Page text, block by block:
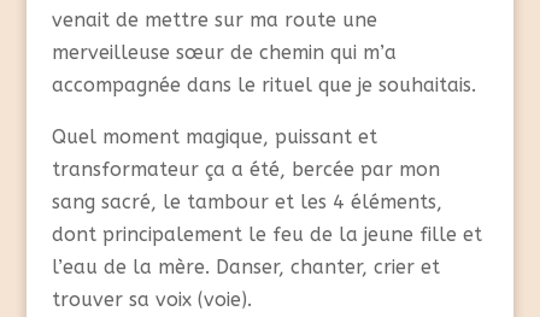
venait de mettre sur ma route une
merveilleuse sœur de chemin qui m’a
accompagnée dans le rituel que je souhaitais.
Quel moment magique, puissant et
transformateur ça a été, bercée par mon
sang sacré, le tambour et les 4 éléments,
dont principalement le feu de la jeune fille et
l’eau de la mère. Danser, chanter, crier et
trouver sa voix (voie).